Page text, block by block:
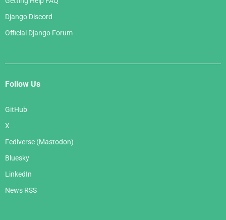
Django Discord
Official Django Forum
Follow Us
GitHub
X
Fediverse (Mastodon)
Bluesky
LinkedIn
News RSS